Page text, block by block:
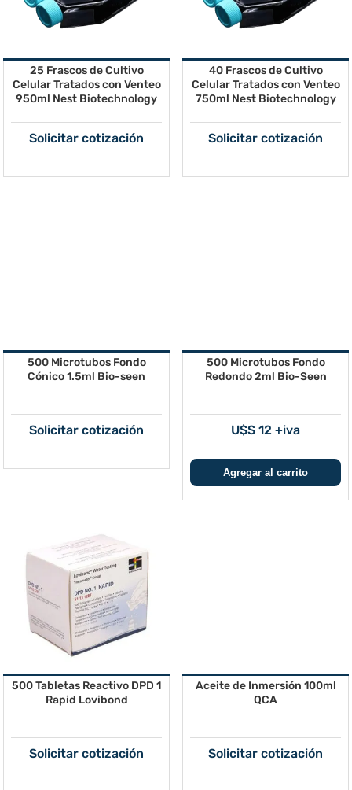
25 Frascos de Cultivo
Celular Tratados con Venteo
950ml Nest Biotechnology
Solicitar cotización
40 Frascos de Cultivo
Celular Tratados con Venteo
750ml Nest Biotechnology
Solicitar cotización
500 Microtubos Fondo
Cónico 1.5ml Bio-seen
Solicitar cotización
500 Microtubos Fondo
Redondo 2ml Bio-Seen
U$S 12 +iva
500 Tabletas Reactivo DPD 1
Rapid Lovibond
Solicitar cotización
Aceite de Inmersión 100ml
QCA
Solicitar cotización